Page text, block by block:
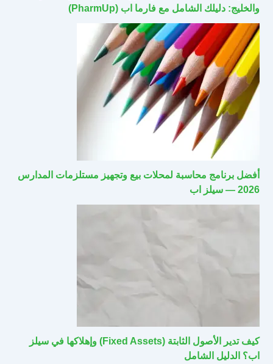
والخليج: دليلك الشامل مع فارما اب (PharmUp)
أفضل برنامج محاسبة لمحلات بيع وتجهيز مستلزمات المدارس
2026 — سيلز اب
كيف تدير الأصول الثابتة (Fixed Assets) وإهلاكها في سيلز
اب؟ الدليل الشامل